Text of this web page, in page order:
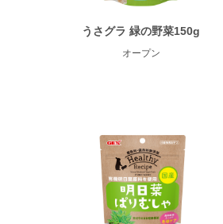
うさグラ 緑の野菜150g
オープン